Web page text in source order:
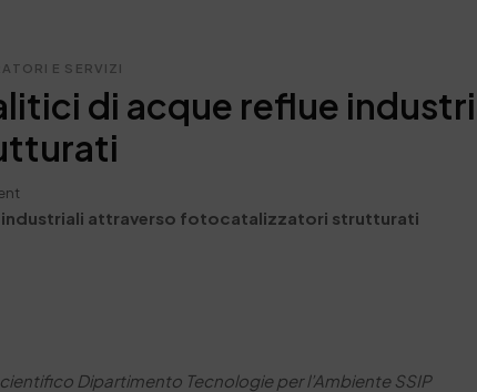
E SERVIZI
di acque reflue
industriali attraverso fotocatalizzatori strutturati
Dipartimento Tecnologie per l’Ambiente SSIP